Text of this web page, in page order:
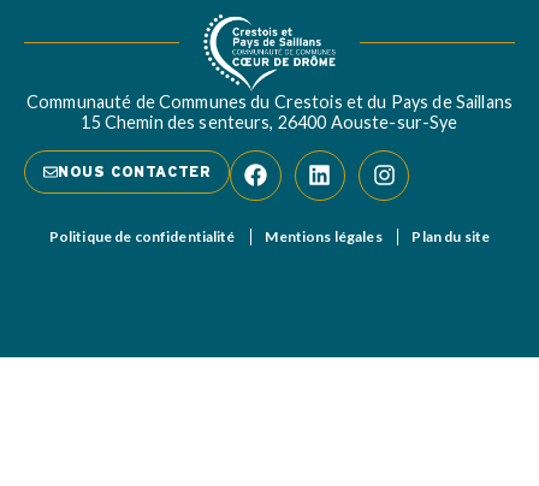
Communauté de Communes du Crestois et du Pays de Saillans
15 Chemin des senteurs, 26400 Aouste-sur-Sye
NOUS CONTACTER
Politique de confidentialité Mentions légales Plan du site